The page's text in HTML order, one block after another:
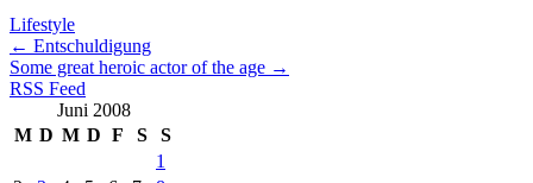
Lifestyle
← Entschuldigung
Some great heroic actor of the age →
RSS Feed
Juni 2008
M D M D F S
S
1